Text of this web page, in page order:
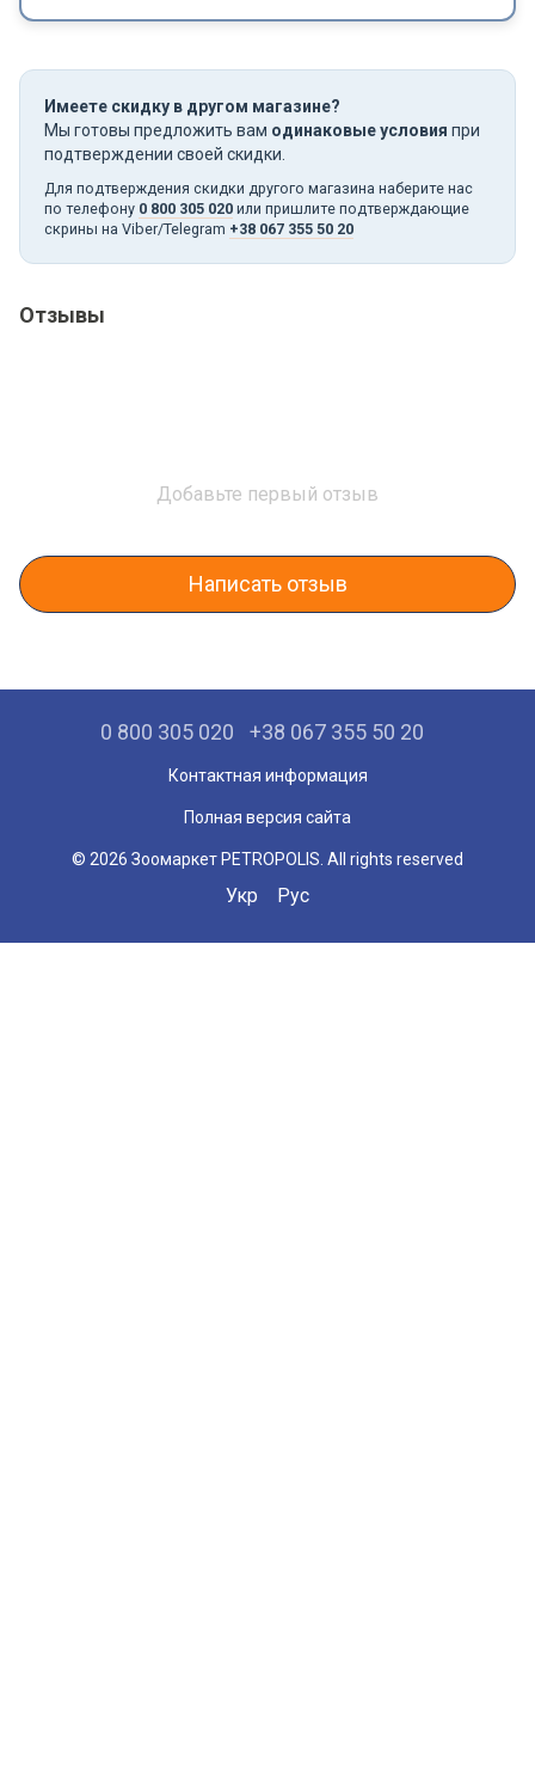
Имеете скидку в другом магазине?
Мы готовы предложить вам одинаковые условия при
подтверждении своей скидки.
Для подтверждения скидки другого магазина наберите нас
по телефону 0 800 305 020 или пришлите подтверждающие
скрины на Viber/Telegram +38 067 355 50 20
Отзывы
Добавьте первый отзыв
Написать отзыв
0 800 305 020 +38 067 355 50 20
Контактная информация
Полная версия сайта
© 2026 Зоомаркет PETROPOLIS. All rights reserved
Укр Рус